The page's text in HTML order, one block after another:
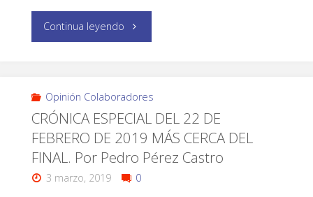
Continua leyendo
Opinión Colaboradores
CRÓNICA ESPECIAL DEL 22 DE
FEBRERO DE 2019 MÁS CERCA DEL
FINAL. Por Pedro Pérez Castro
3 marzo, 2019 0